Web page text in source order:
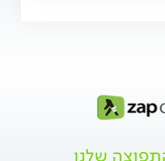
שלנו